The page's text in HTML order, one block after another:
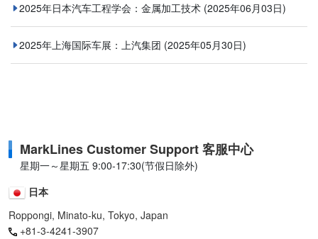
2025年日本汽车工程学会：金属加工技术 (2025年06月03日)
2025年上海国际车展：上汽集团 (2025年05月30日)
MarkLines Customer Support 客服中心
星期一～星期五 9:00-17:30(节假日除外)
日本
Roppongi, Minato-ku, Tokyo, Japan
+81-3-4241-3907